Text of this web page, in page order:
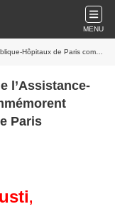
MENU
l’anniversaire de la Libération de Paris
l’Assistance-
Paris
,